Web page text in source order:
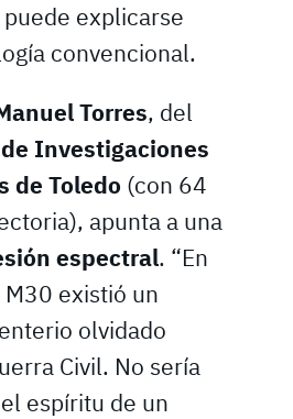
explicarse
convencional.
Torres, del
Investigaciones
de Toledo (con 64
apunta a una
espectral. “En
M30 existió un
olvidado
Civil. No sería
espíritu de un